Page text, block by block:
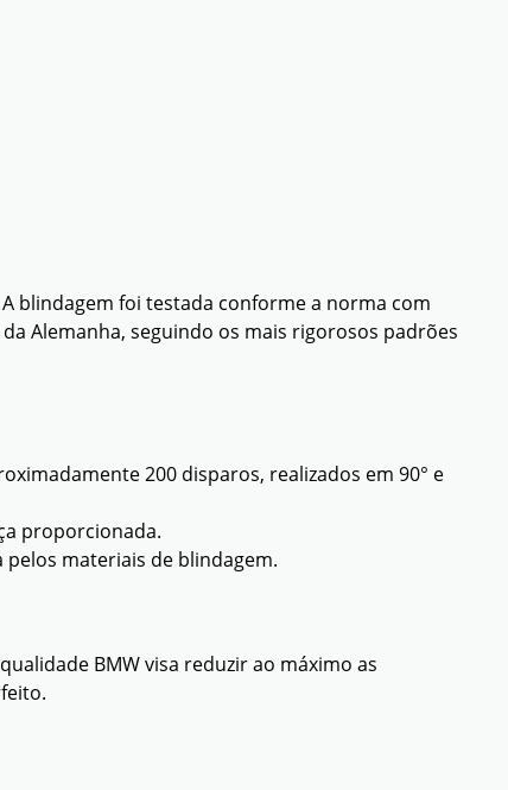
blindagem foi testada conforme a norma com
Alemanha, seguindo os mais rigorosos padrões
200 disparos, realizados em 90° e
proporcionada.
materiais de blindagem.
BMW visa reduzir ao máximo as